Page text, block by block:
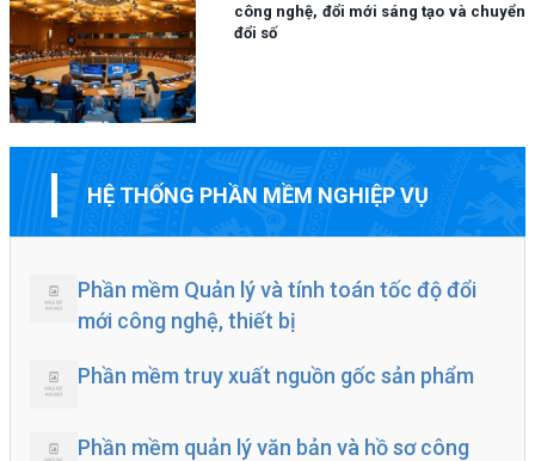
công nghệ, đổi mới sáng tạo và chuyển
đổi số
HỆ THỐNG PHẦN MỀM NGHIỆP VỤ
Phần mềm Quản lý và tính toán tốc độ đổi
mới công nghệ, thiết bị
Phần mềm truy xuất nguồn gốc sản phẩm
Phần mềm quản lý văn bản và hồ sơ công